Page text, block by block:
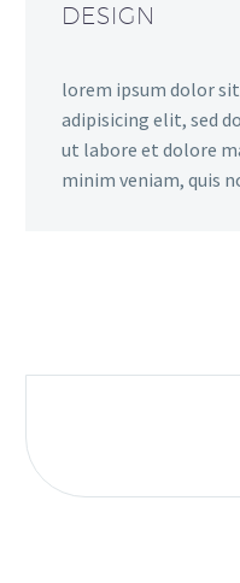
DESIGN
lorem ipsum dolor
adipisicing elit, sed
ut labore et dolore
minim veniam, quis